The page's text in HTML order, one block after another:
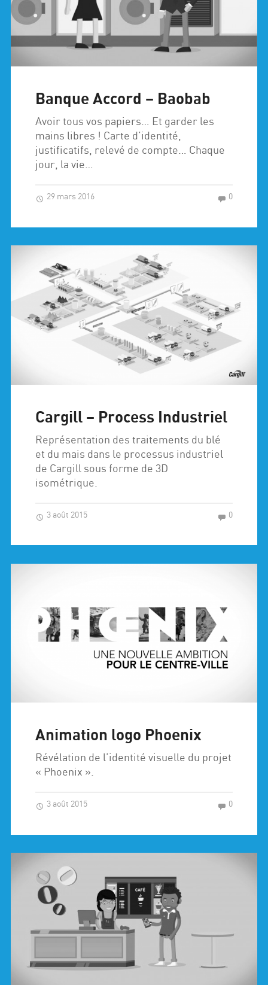
Banque Accord – Baobab
Avoir tous vos papiers… Et garder les
mains libres ! Carte d’identité,
justificatifs, relevé de compte… Chaque
jour, la vie…
29 mars 2016 0
Cargill – Process Industriel
Représentation des traitements du blé
et du mais dans le processus industriel
de Cargill sous forme de 3D
isométrique.
3 août 2015 0
Animation logo Phoenix
Révélation de l’identité visuelle du projet
« Phoenix ».
3 août 2015 0